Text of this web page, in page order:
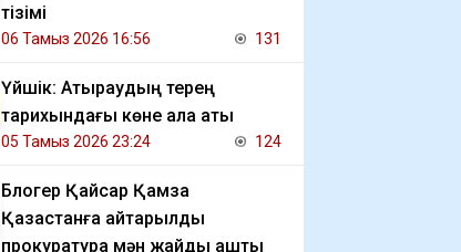
тізімі
06 Тамыз 2026 16:56 131
Үйшік: Атыраудың терең
тарихындағы көне қала аты
05 Тамыз 2026 23:24 124
Блогер Қайсар Қамза
Қазақстанға қайтарылды
прокуратура мән жайды ашты